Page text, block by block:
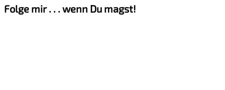
Folge mir . . . wenn Du magst!